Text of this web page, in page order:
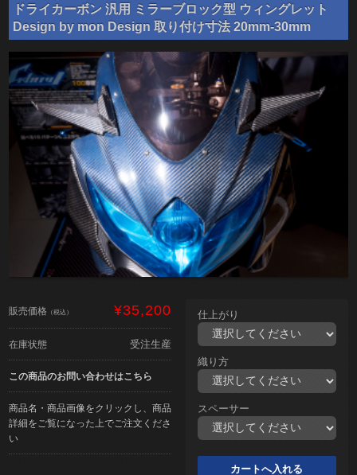
ドライカーボン 汎用 ミラーブロック型 ウィングレット
Design by mon Design 取り付け寸法 20mm-30mm
販売価格 （税込） ¥35,200
在庫状態 受注生産
この商品のお問い合わせはこちら
商品名・商品画像をクリックし、商品
詳細をご覧になった上でご注文くださ
い
仕上がり
織り方
スペーサー